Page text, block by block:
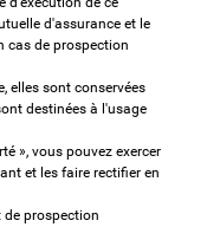
d'assurance et le
cas de prospection
elles sont conservées
destinées à l'usage
», vous pouvez exercer
et les faire rectifier en
prospection